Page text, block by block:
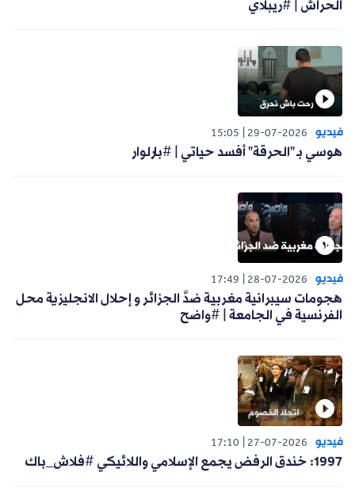
الحراش | #ريبلاي
فيديو 29-07-2026
15:05
هوسي بـ "الحرقة" أفسد حياتي | #بارلوار
فيديو 28-07-2026
17:49
هجومات سيبرانية مغربية ضدَّ الجزائر و إحلال الانجليزية محل
الفرنسية في الجامعة | #واضح
فيديو 27-07-2026
17:10
1997: خندق الرفض يجمع الإسلامي واللائيكي #فلاش_باك